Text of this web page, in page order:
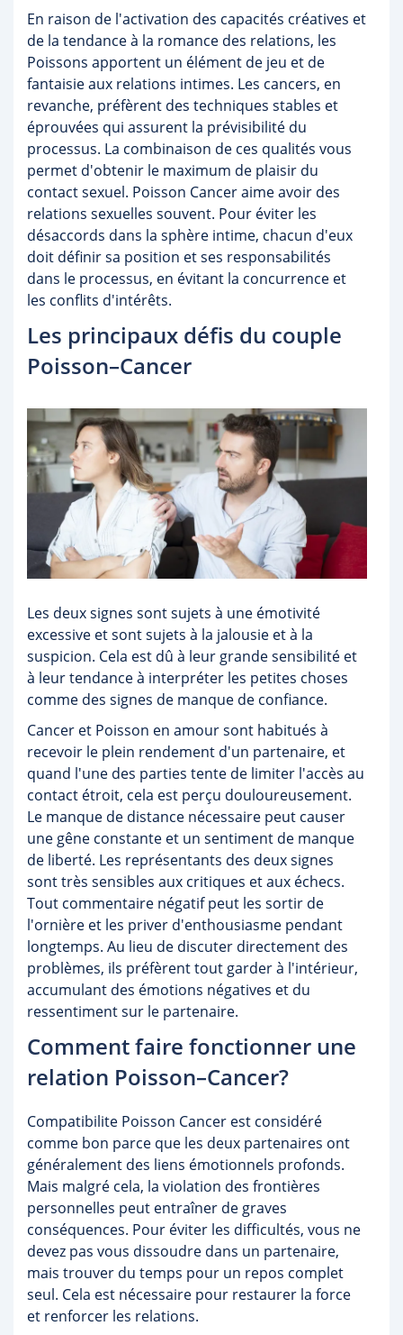
En raison de l'activation des capacités créatives et
de la tendance à la romance des relations, les
Poissons apportent un élément de jeu et de
fantaisie aux relations intimes. Les cancers, en
revanche, préfèrent des techniques stables et
éprouvées qui assurent la prévisibilité du
processus. La combinaison de ces qualités vous
permet d'obtenir le maximum de plaisir du
contact sexuel. Poisson Cancer aime avoir des
relations sexuelles souvent. Pour éviter les
désaccords dans la sphère intime, chacun d'eux
doit définir sa position et ses responsabilités
dans le processus, en évitant la concurrence et
les conflits d'intérêts.
Les principaux défis du couple
Poisson–Cancer
Les deux signes sont sujets à une émotivité
excessive et sont sujets à la jalousie et à la
suspicion. Cela est dû à leur grande sensibilité et
à leur tendance à interpréter les petites choses
comme des signes de manque de confiance.
Cancer et Poisson en amour sont habitués à
recevoir le plein rendement d'un partenaire, et
quand l'une des parties tente de limiter l'accès au
contact étroit, cela est perçu douloureusement.
Le manque de distance nécessaire peut causer
une gêne constante et un sentiment de manque
de liberté. Les représentants des deux signes
sont très sensibles aux critiques et aux échecs.
Tout commentaire négatif peut les sortir de
l'ornière et les priver d'enthousiasme pendant
longtemps. Au lieu de discuter directement des
problèmes, ils préfèrent tout garder à l'intérieur,
accumulant des émotions négatives et du
ressentiment sur le partenaire.
Comment faire fonctionner une
relation Poisson–Cancer?
Compatibilite Poisson Cancer est considéré
comme bon parce que les deux partenaires ont
généralement des liens émotionnels profonds.
Mais malgré cela, la violation des frontières
personnelles peut entraîner de graves
conséquences. Pour éviter les difficultés, vous ne
devez pas vous dissoudre dans un partenaire,
mais trouver du temps pour un repos complet
seul. Cela est nécessaire pour restaurer la force
et renforcer les relations.